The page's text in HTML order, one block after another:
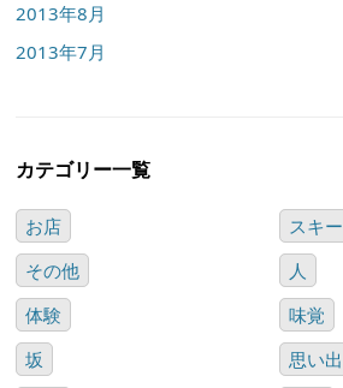
2013年8月
2013年7月
カテゴリー一覧
お店
スキー
その他
人
体験
味覚
坂
思い出